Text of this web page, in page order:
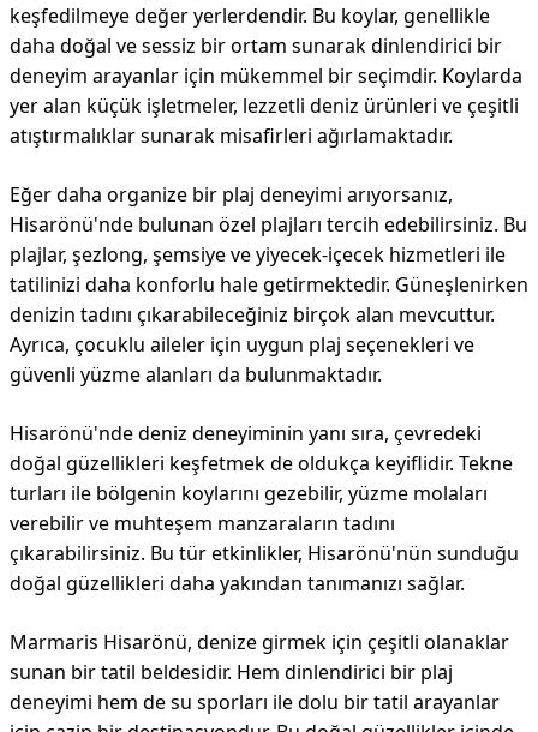
keşfedilmeye değer yerlerdendir. Bu koylar, genellikle
daha doğal ve sessiz bir ortam sunarak dinlendirici bir
deneyim arayanlar için mükemmel bir seçimdir. Koylarda
yer alan küçük işletmeler, lezzetli deniz ürünleri ve çeşitli
atıştırmalıklar sunarak misafirleri ağırlamaktadır.
Eğer daha organize bir plaj deneyimi arıyorsanız,
Hisarönü'nde bulunan özel plajları tercih edebilirsiniz. Bu
plajlar, şezlong, şemsiye ve yiyecek-içecek hizmetleri ile
tatilinizi daha konforlu hale getirmektedir. Güneşlenirken
denizin tadını çıkarabileceğiniz birçok alan mevcuttur.
Ayrıca, çocuklu aileler için uygun plaj seçenekleri ve
güvenli yüzme alanları da bulunmaktadır.
Hisarönü'nde deniz deneyiminin yanı sıra, çevredeki
doğal güzellikleri keşfetmek de oldukça keyiflidir. Tekne
turları ile bölgenin koylarını gezebilir, yüzme molaları
verebilir ve muhteşem manzaraların tadını
çıkarabilirsiniz. Bu tür etkinlikler, Hisarönü'nün sunduğu
doğal güzellikleri daha yakından tanımanızı sağlar.
Marmaris Hisarönü, denize girmek için çeşitli olanaklar
sunan bir tatil beldesidir. Hem dinlendirici bir plaj
deneyimi hem de su sporları ile dolu bir tatil arayanlar